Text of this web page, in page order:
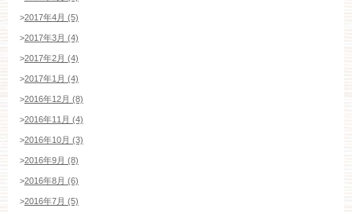
>2017年4月 (5)
>2017年3月 (4)
>2017年2月 (4)
>2017年1月 (4)
>2016年12月 (8)
>2016年11月 (4)
>2016年10月 (3)
>2016年9月 (8)
>2016年8月 (6)
>2016年7月 (5)